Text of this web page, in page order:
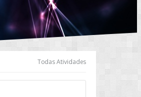
Todas Atividades